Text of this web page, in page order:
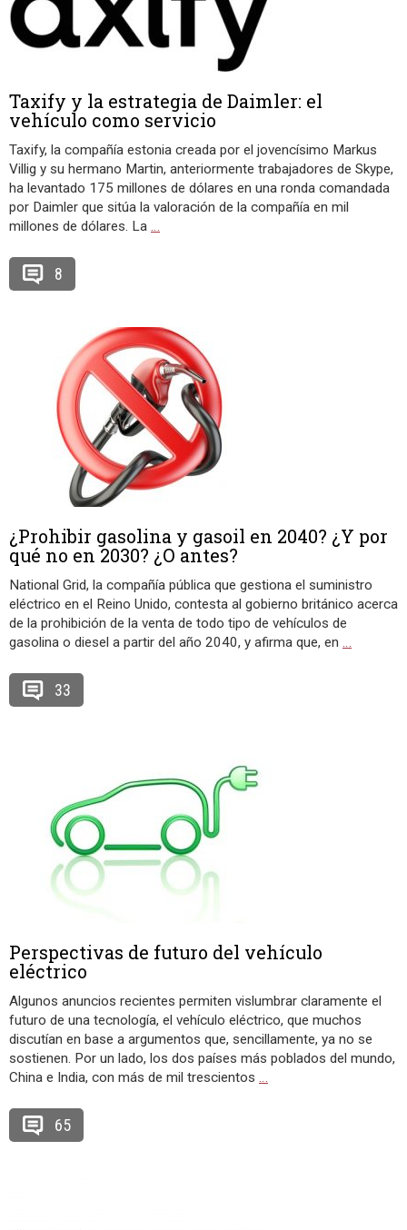
Taxify y la estrategia de Daimler: el
vehículo como servicio
Taxify, la compañía estonia creada por el jovencísimo Markus
Villig y su hermano Martin, anteriormente trabajadores de Skype,
ha levantado 175 millones de dólares en una ronda comandada
por Daimler que sitúa la valoración de la compañía en mil
millones de dólares. La …
8
¿Prohibir gasolina y gasoil en 2040? ¿Y por
qué no en 2030? ¿O antes?
National Grid, la compañía pública que gestiona el suministro
eléctrico en el Reino Unido, contesta al gobierno británico acerca
de la prohibición de la venta de todo tipo de vehículos de
gasolina o diesel a partir del año 2040, y afirma que, en …
33
Perspectivas de futuro del vehículo
eléctrico
Algunos anuncios recientes permiten vislumbrar claramente el
futuro de una tecnología, el vehículo eléctrico, que muchos
discutían en base a argumentos que, sencillamente, ya no se
sostienen. Por un lado, los dos países más poblados del mundo,
China e India, con más de mil trescientos …
65